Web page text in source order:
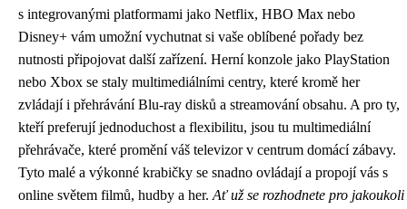
s integrovanými platformami jako Netflix, HBO Max nebo
Disney+ vám umožní vychutnat si vaše oblíbené pořady bez
nutnosti připojovat další zařízení. Herní konzole jako PlayStation
nebo Xbox se staly multimediálními centry, které kromě her
zvládají i přehrávání Blu-ray disků a streamování obsahu. A pro ty,
kteří preferují jednoduchost a flexibilitu, jsou tu multimediální
přehrávače, které promění váš televizor v centrum domácí zábavy.
Tyto malé a výkonné krabičky se snadno ovládají a propojí vás s
online světem filmů, hudby a her. Ať už se rozhodnete pro jakoukoli